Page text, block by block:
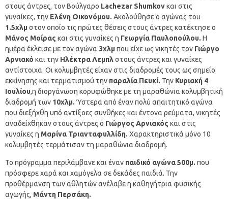
στους άντρες, τον Βούλγαρο Lachezar Shumkovκαι στις
γυναίκες, την Ελένη Οικονόμου. Ακολούθησε ο αγώνας του
1.5χλμ στον οποίο τις πρώτες θέσεις στους άντρες κατέκτησε ο
Μάνος Μοίρας και στις γυναίκες η Γεωργία Παυλοπούλου. Η
ημέρα έκλεισε με τον αγώνα 3χλμ που είχε ως νικητές τον Γιώργο
Αρνιακό και την Ηλέκτρα Λεμπλστους άντρες και γυναίκες
αντίστοιχα. Οι κολυμβητές είχαν στις διαδρομές τους ως σημείο
εκκίνησης και τερματισμού την παραλία Πευκί. Την Κυριακή 4
Ιουλίου,η διοργάνωση κορυφώθηκε με τη μαραθώνια κολυμβητική
διαδρομή των 10χλμ. Ύστερα από έναν πολύ απαιτητικό αγώνα
που διεξήχθη υπό αντίξοες συνθήκες και έντονα ρεύματα, νικητές
αναδείχθηκαν στους άντρες ο Γιώργος Αρνιακός και στις
γυναίκες η Μαρίνα Τριανταφυλλίδη. Χαρακτηριστικά μόνο 10
κολυμβητές τερμάτισαν τη μαραθώνια διαδρομή.
Το πρόγραμμα περιλάμβανε και έναν παιδικό αγώνα 500μ. που
πρόσφερε χαρά και χαμόγελα σε δεκάδες παιδιά. Την
προθέρμανση των αθλητών ανέλαβε η καθηγήτρια φυσικής
αγωγής, Μάντη Περσάκη.